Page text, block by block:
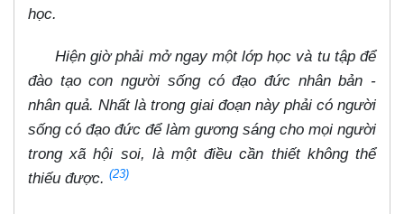
học.
Hiện giờ phải mở ngay một lớp học và tu tập để
đào tạo con người sống có đạo đức nhân bản -
nhân quả. Nhất là trong giai đoạn này phải có người
sống có đạo đức để làm gương sáng cho mọi người
trong xã hội soi, là một điều cần thiết không thể
thiếu được. (23)